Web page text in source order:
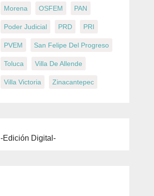
Morena OSFEM PAN
Poder Judicial PRD PRI
PVEM San Felipe Del Progreso
Toluca Villa De Allende
Villa Victoria Zinacantepec
-Edición Digital-